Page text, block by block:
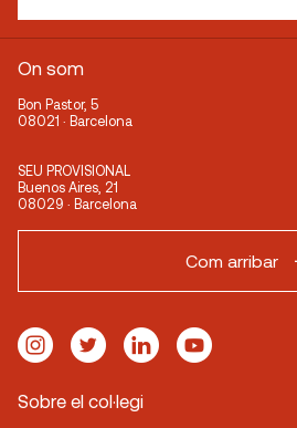
On som
Bon Pastor, 5
08021 · Barcelona
SEU PROVISIONAL
Buenos Aires, 21
08029 · Barcelona
Com arribar
Sobre el col·legi